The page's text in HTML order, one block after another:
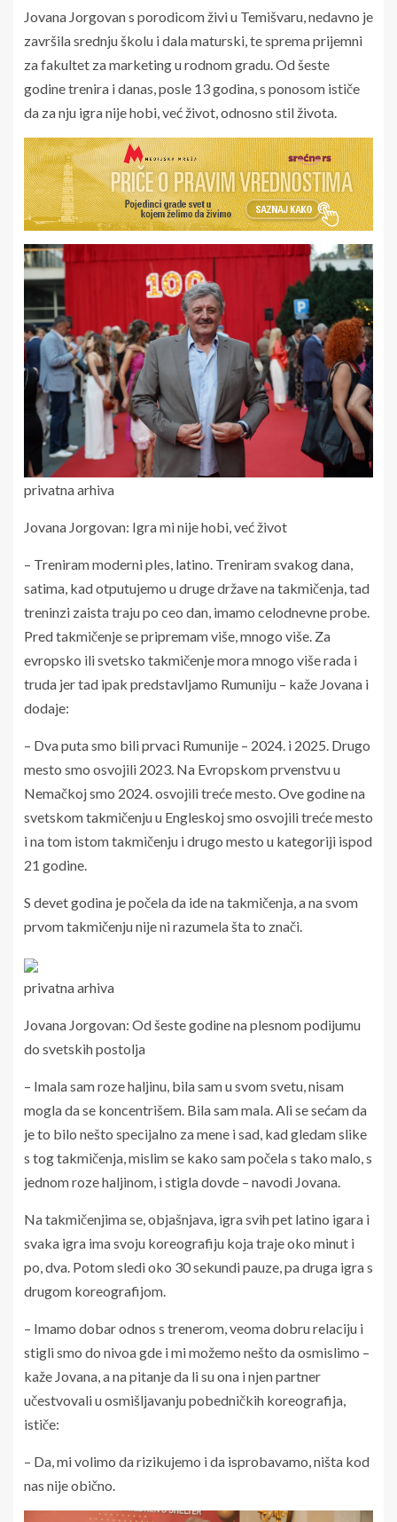
Jovana Jorgovan s porodicom živi u Temišvaru, nedavno je
završila srednju školu i dala maturski, te sprema prijemni
za fakultet za marketing u rodnom gradu. Od šeste
godine trenira i danas, posle 13 godina, s ponosom ističe
da za nju igra nije hobi, već život, odnosno stil života.
privatna arhiva
Jovana Jorgovan: Igra mi nije hobi, već život
– Treniram moderni ples, latino. Treniram svakog dana,
satima, kad otputujemo u druge države na takmičenja, tad
treninzi zaista traju po ceo dan, imamo celodnevne probe.
Pred takmičenje se pripremam više, mnogo više. Za
evropsko ili svetsko takmičenje mora mnogo više rada i
truda jer tad ipak predstavljamo Rumuniju – kaže Jovana i
dodaje:
– Dva puta smo bili prvaci Rumunije – 2024. i 2025. Drugo
mesto smo osvojili 2023. Na Evropskom prvenstvu u
Nemačkoj smo 2024. osvojili treće mesto. Ove godine na
svetskom takmičenju u Engleskoj smo osvojili treće mesto
i na tom istom takmičenju i drugo mesto u kategoriji ispod
21 godine.
S devet godina je počela da ide na takmičenja, a na svom
prvom takmičenju nije ni razumela šta to znači.
privatna arhiva
Jovana Jorgovan: Od šeste godine na plesnom podijumu
do svetskih postolja
– Imala sam roze haljinu, bila sam u svom svetu, nisam
mogla da se koncentrišem. Bila sam mala. Ali se sećam da
je to bilo nešto specijalno za mene i sad, kad gledam slike
s tog takmičenja, mislim se kako sam počela s tako malo, s
jednom roze haljinom, i stigla dovde – navodi Jovana.
Na takmičenjima se, objašnjava, igra svih pet latino igara i
svaka igra ima svoju koreografiju koja traje oko minut i
po, dva. Potom sledi oko 30 sekundi pauze, pa druga igra s
drugom koreografijom.
– Imamo dobar odnos s trenerom, veoma dobru relaciju i
stigli smo do nivoa gde i mi možemo nešto da osmislimo –
kaže Jovana, a na pitanje da li su ona i njen partner
učestvovali u osmišljavanju pobedničkih koreografija,
ističe:
– Da, mi volimo da rizikujemo i da isprobavamo, ništa kod
nas nije obično.